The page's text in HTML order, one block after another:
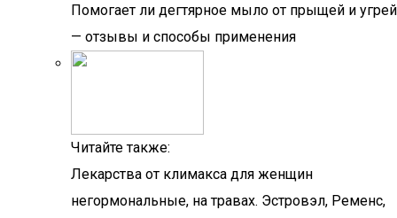
Помогает ли дегтярное мыло от прыщей и угрей
— отзывы и способы применения
Читайте также:
Лекарства от климакса для женщин
негормональные, на травах. Эстровэл, Ременс,